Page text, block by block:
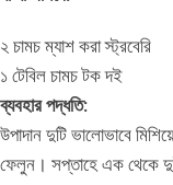
২ চামচ ম্যাশ করা স্ট্রবেরি
১ টেবিল চামচ টক দই
ব্যবহার পদ্ধতি:
উপাদান দুটি ভালোভাবে
ফেলুন। সপ্তাহে এক থেকে